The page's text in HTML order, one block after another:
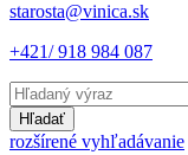
starosta@vinica.sk
+421/ 918 984 087
Hľadať
rozšírené vyhľadávanie